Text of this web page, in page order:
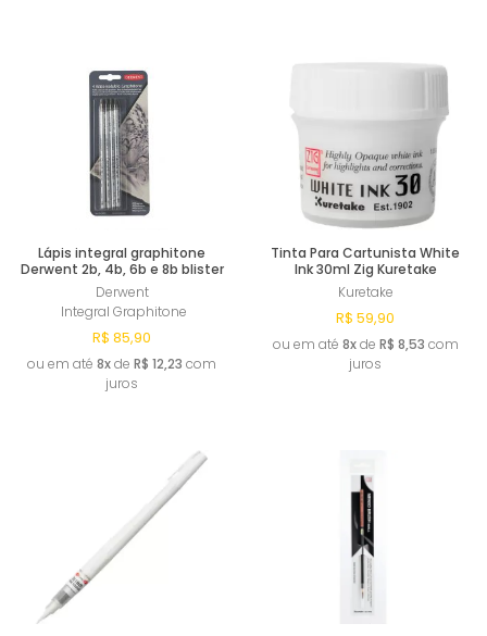
Lápis integral graphitone
Derwent 2b, 4b, 6b e 8b blister
Derwent
Integral Graphitone
R$ 85,90
ou em até 8xde R$ 12,23 com
juros
Tinta Para Cartunista White
Ink 30ml Zig Kuretake
Kuretake
R$ 59,90
ou em até 8xde R$ 8,53 com
juros